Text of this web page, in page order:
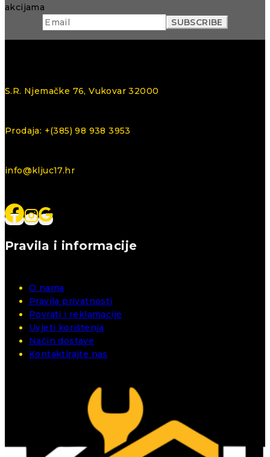
akcijama
S.R. Njemačke 76, Vukovar 32000
Prodaja: +(385) 98 938 3953
info@kljuc17.hr
Pravila i informacije
O nama
Pravila privatnosti
Povrati i reklamacije
Uvjeti korištenja
Način dostave
Kontaktirajte nas